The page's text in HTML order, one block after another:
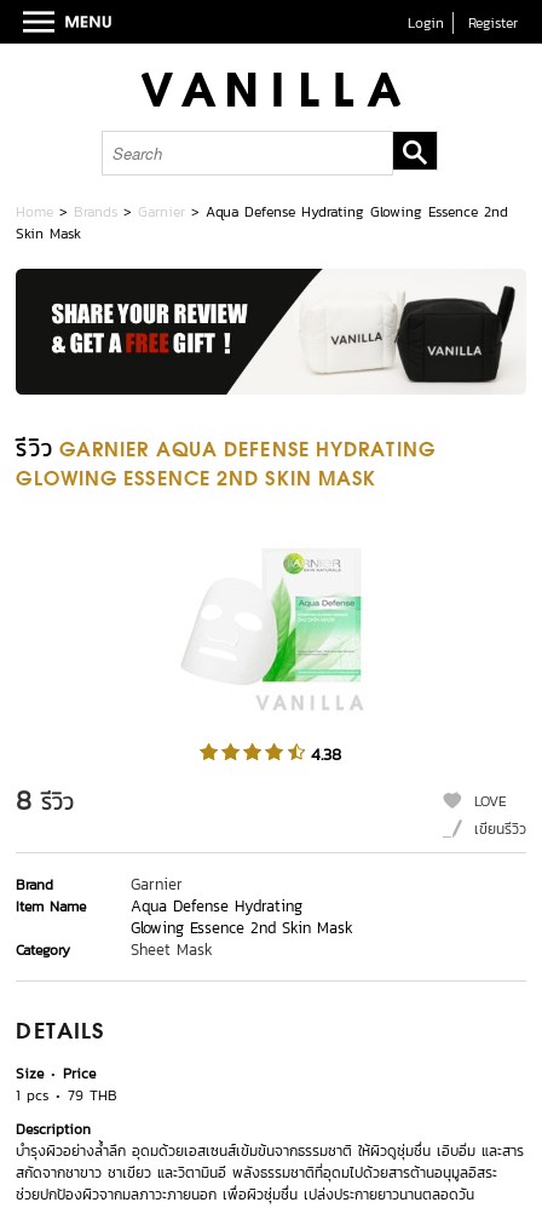
Login Register
Home > Brands > Garnier >Aqua Defense Hydrating Glowing Essence 2nd
Skin Mask
รีวิว GARNIER AQUA DEFENSE HYDRATING
GLOWING ESSENCE 2ND SKIN MASK
4.38
8 รีวิว
LOVE
เขียนรีวิว
Brand Garnier
Item Name
Aqua Defense Hydrating
Glowing Essence 2nd Skin Mask
Category Sheet Mask
DETAILS
Size
Price
1 pcs
79 THB
Description
บำรุงผิวอย่างล้ำลึก อุดมด้วยเอสเซนส์เข้มข้นจากธรรมชาติ ให้ผิวดูชุ่มชื่น เอิบอิ่ม และสาร
สกัดจากชาขาว ชาเขียว และวิตามินอี พลังธรรมชาติที่อุดมไปด้วยสารต้านอนุมูลอิสระ
ช่วยปกป้องผิวจากมลภาวะภายนอก เพื่อผิวชุ่มชื่น เปล่งประกายยาวนานตลอดวัน